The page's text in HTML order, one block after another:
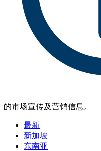
的市场宣传及营销信息。
最新
新加坡
东南亚